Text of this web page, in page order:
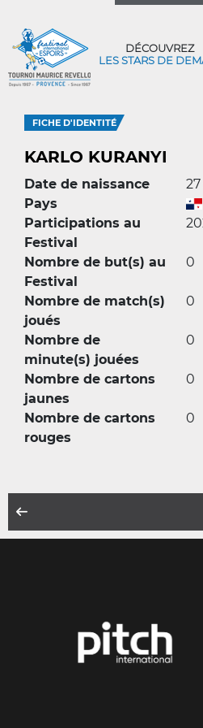
DÉCOUVREZ
LES STARS DE
FICHE D'IDENTITÉ
KARLO KURANYI
Date de naissance
Pays
Participations au
Festival
Nombre de but(s) au
Festival
0
Nombre de match(s)
joués
0
Nombre de
minute(s) jouées
0
Nombre de cartons
jaunes
0
Nombre de cartons
rouges
0